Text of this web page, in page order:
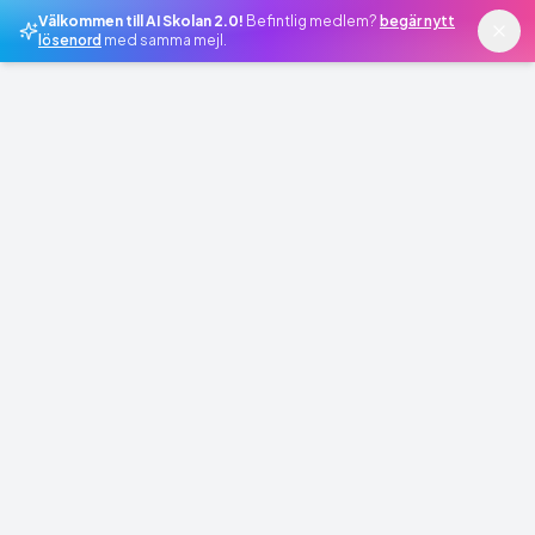
Välkommen till AI Skolan 2.0! Befintlig medlem? begär nytt
lösenord med samma mejl.